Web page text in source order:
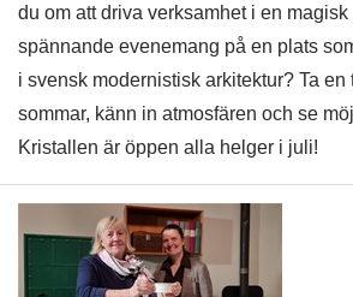
du om att driva verksamhet i en
spännande evenemang på en plats
i svensk modernistisk arkitektur? Ta
sommar, känn in atmosfären och se
Kristallen är öppen alla helger i juli!